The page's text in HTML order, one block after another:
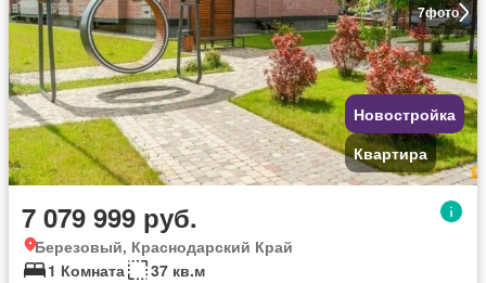
7фото
Новостройка
Квартира
7 079 999 руб.
Березовый, Краснодарский Край
1 Комната
37 кв.м